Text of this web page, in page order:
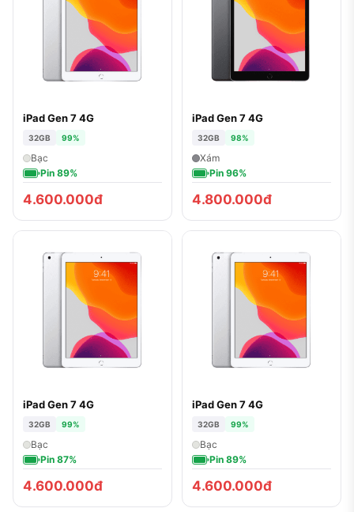
iPad Gen 7 4G
32GB 99%
Bạc
Pin 89%
4.600.000đ
iPad Gen 7 4G
32GB 98%
Xám
Pin 96%
4.800.000đ
iPad Gen 7 4G
32GB 99%
Bạc
Pin 87%
4.600.000đ
iPad Gen 7 4G
32GB 99%
Bạc
Pin 89%
4.600.000đ